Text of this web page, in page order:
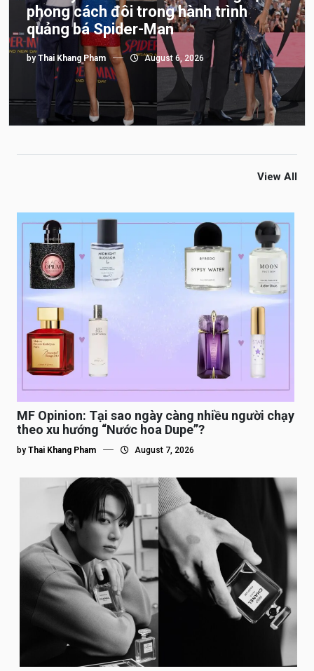
phong cách đôi trong hành trình
quảng bá Spider-Man
by Thai Khang Pham August 6, 2026
View All
MF Opinion: Tại sao ngày càng nhiều người chạy
theo xu hướng “Nước hoa Dupe”?
by Thai Khang Pham August 7, 2026